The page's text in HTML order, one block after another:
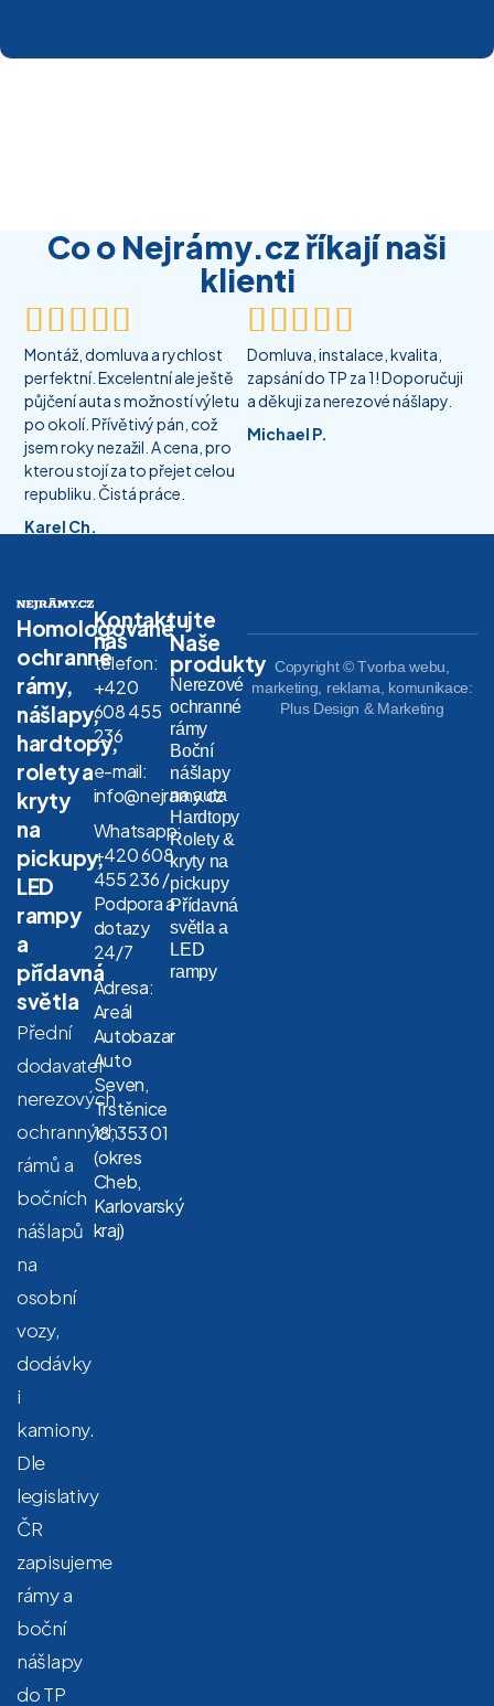
Co o Nejrámy.cz říkají naši
klienti

Montáž, domluva a rychlost
perfektní. Excelentní ale ještě
půjčení auta s možností výletu
po okolí. Přívětivý pán, což
jsem roky nezažil. A cena, pro
kterou stojí za to přejet celou
republiku. Čistá práce.
Karel Ch.

Domluva, instalace, kvalita,
zapsání do TP za 1! Doporučuji
a děkuji za nerezové nášlapy.
Michael P.
Homologované
ochranné
rámy,
nášlapy,
hardtopy,
rolety a
kryty
na
pickupy,
LED
rampy
a
přídavná
světla
Přední
dodavatel
nerezových
ochranných
rámů a
bočních
nášlapů
na
osobní
vozy,
dodávky
i
kamiony.
Dle
legislativy
ČR
zapisujeme
rámy a
boční
nášlapy
do TP
Kontaktujte
nás
telefon:
+420
608 455
236
e-mail:
info@nejramy.cz
Whatsapp:
+420 608
455 236 /
Podpora a
dotazy
24/7
Adresa:
Areál
Autobazar
Auto
Seven,
Trstěnice
18, 353 01
(okres
Cheb,
Karlovarský
kraj)
Naše
produkty
Nerezové
ochranné
rámy
Boční
nášlapy
na auta
Hardtopy
Rolety &
kryty na
pickupy
Přídavná
světla a
LED
rampy
Copyright © Tvorba webu,
marketing, reklama, komunikace:
Plus Design & Marketing